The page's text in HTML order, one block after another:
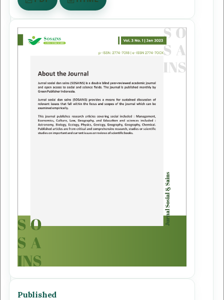
Published